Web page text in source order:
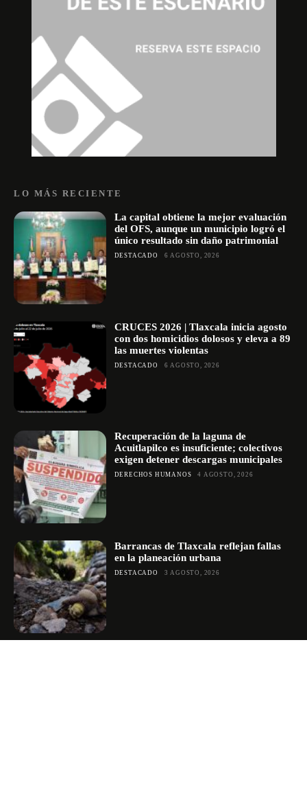
LO MÁS RECIENTE
La capital obtiene la mejor evaluación
del OFS, aunque un municipio logró el
único resultado sin daño patrimonial
DESTACADO 6 AGOSTO, 2026
CRUCES 2026 | Tlaxcala inicia agosto
con dos homicidios dolosos y eleva a 89
las muertes violentas
DESTACADO 6 AGOSTO, 2026
Recuperación de la laguna de
Acuitlapilco es insuficiente; colectivos
exigen detener descargas municipales
DERECHOS HUMANOS 4 AGOSTO, 2026
Barrancas de Tlaxcala reflejan fallas
en la planeación urbana
DESTACADO 3 AGOSTO, 2026